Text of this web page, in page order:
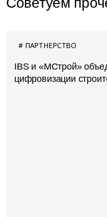
ПАРТНЕРСТВО
IBS и «МСтрой»
цифровизации